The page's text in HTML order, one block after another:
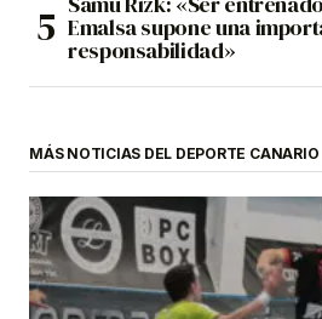
Emalsa supone una
responsabilidad»
MÁS NOTICIAS DEL DEPORTE CANARIO